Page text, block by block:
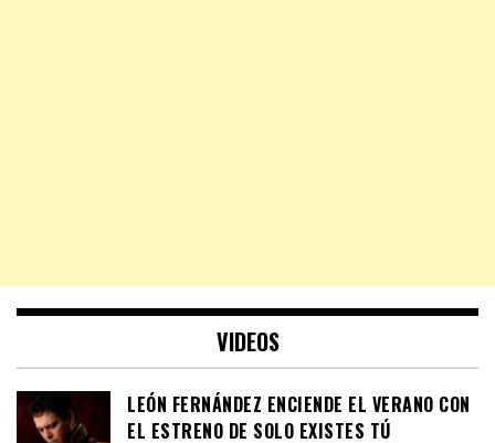
VIDEOS
LEÓN FERNÁNDEZ ENCIENDE EL VERANO CON
EL ESTRENO DE SOLO EXISTES TÚ